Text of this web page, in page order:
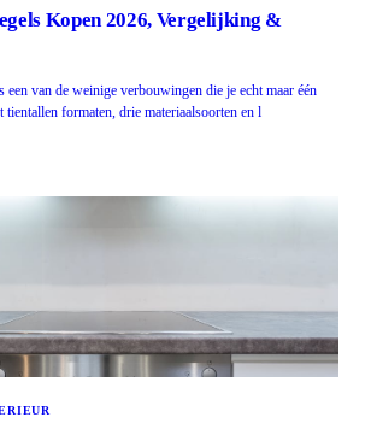
Kopen 2026, Vergelijking &
een van de weinige verbouwingen die je echt maar één
formaten, drie materiaalsoorten en l